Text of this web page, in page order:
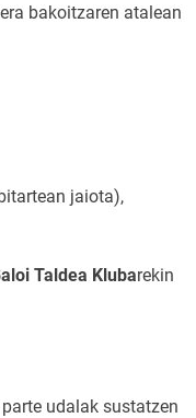
bakoitzaren atalean
jaiota),
Taldea Klubarekin
udalak sustatzen